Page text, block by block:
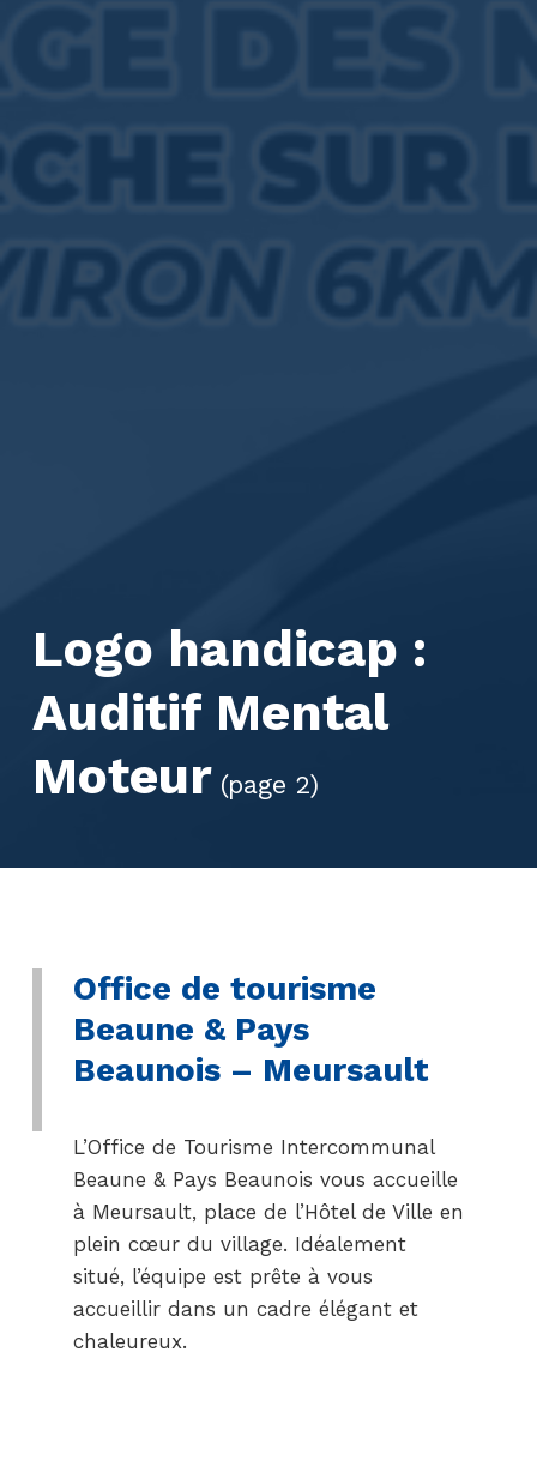
Logo handicap :
Auditif Mental
Moteur (page 2)
Office de tourisme
Beaune & Pays
Beaunois – Meursault
L’Office de Tourisme Intercommunal
Beaune & Pays Beaunois vous accueille
à Meursault, place de l’Hôtel de Ville en
plein cœur du village. Idéalement
situé, l’équipe est prête à vous
accueillir dans un cadre élégant et
chaleureux.